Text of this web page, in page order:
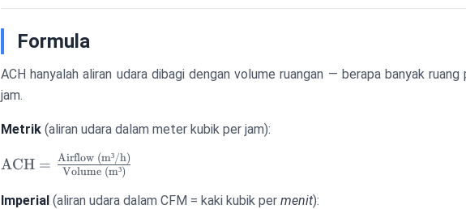
Formula
ACH hanyalah aliran udara dibagi dengan volume ruangan — berapa banyak
jam.
Metrik (aliran udara dalam meter kubik per jam):
\text{ACH} =
\frac{\text{Airflow
(m³/h)}}
ACH = Volume (m³)
Airflow (m³/h)
Imperial (aliran udara dalam CFM = kaki kubik per menit):